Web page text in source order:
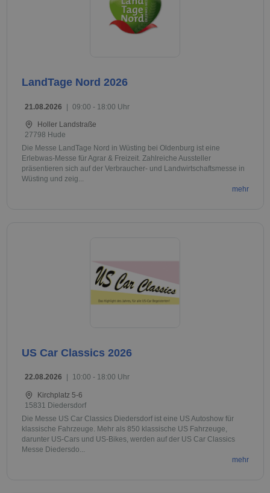
LandTage Nord 2026
21.08.2026 | 09:00 - 18:00 Uhr
Holler Landstraße
27798 Hude
Die Messe LandTage Nord in Wüsting bei Oldenburg ist eine
Erlebwas-Messe für Agrar & Freizeit. Zahlreiche Aussteller
präsentieren sich auf der Verbraucher- und Landwirtschaftsmesse in
Wüsting und zeig...
mehr
US Car Classics 2026
22.08.2026 10:00 - 18:00 Uhr
Kirchplatz 5-6
15831 Diedersdorf
Die Messe US Car Classics Diedersdorf ist eine US Autoshow für
klassische Fahrzeuge. Mehr als 850 klassische US Fahrzeuge,
darunter US-Cars und US-Bikes, werden auf der US Car Classics
Messe Diedersdo...
mehr